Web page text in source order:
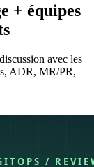
+ équipes
avec les
ADR, MR/PR,